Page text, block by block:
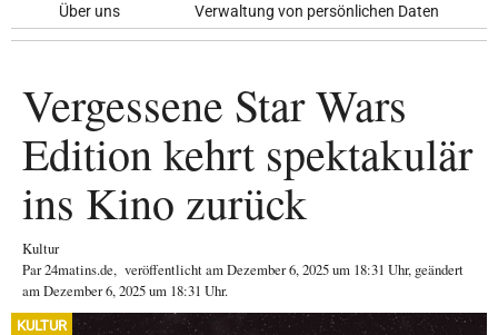
Über uns Verwaltung von persönlichen Daten
Vergessene Star Wars
Edition kehrt spektakulär
ins Kino zurück
Kultur
Par24matins.de, veröffentlicht amDezember 6, 2025um 18:31 Uhr, geändert
am Dezember 6, 2025 um 18:31 Uhr.
KULTUR